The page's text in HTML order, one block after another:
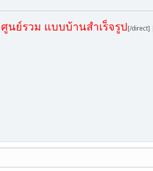
ศูนย์รวม แบบบ้านสำเร็จรูป[/direct]